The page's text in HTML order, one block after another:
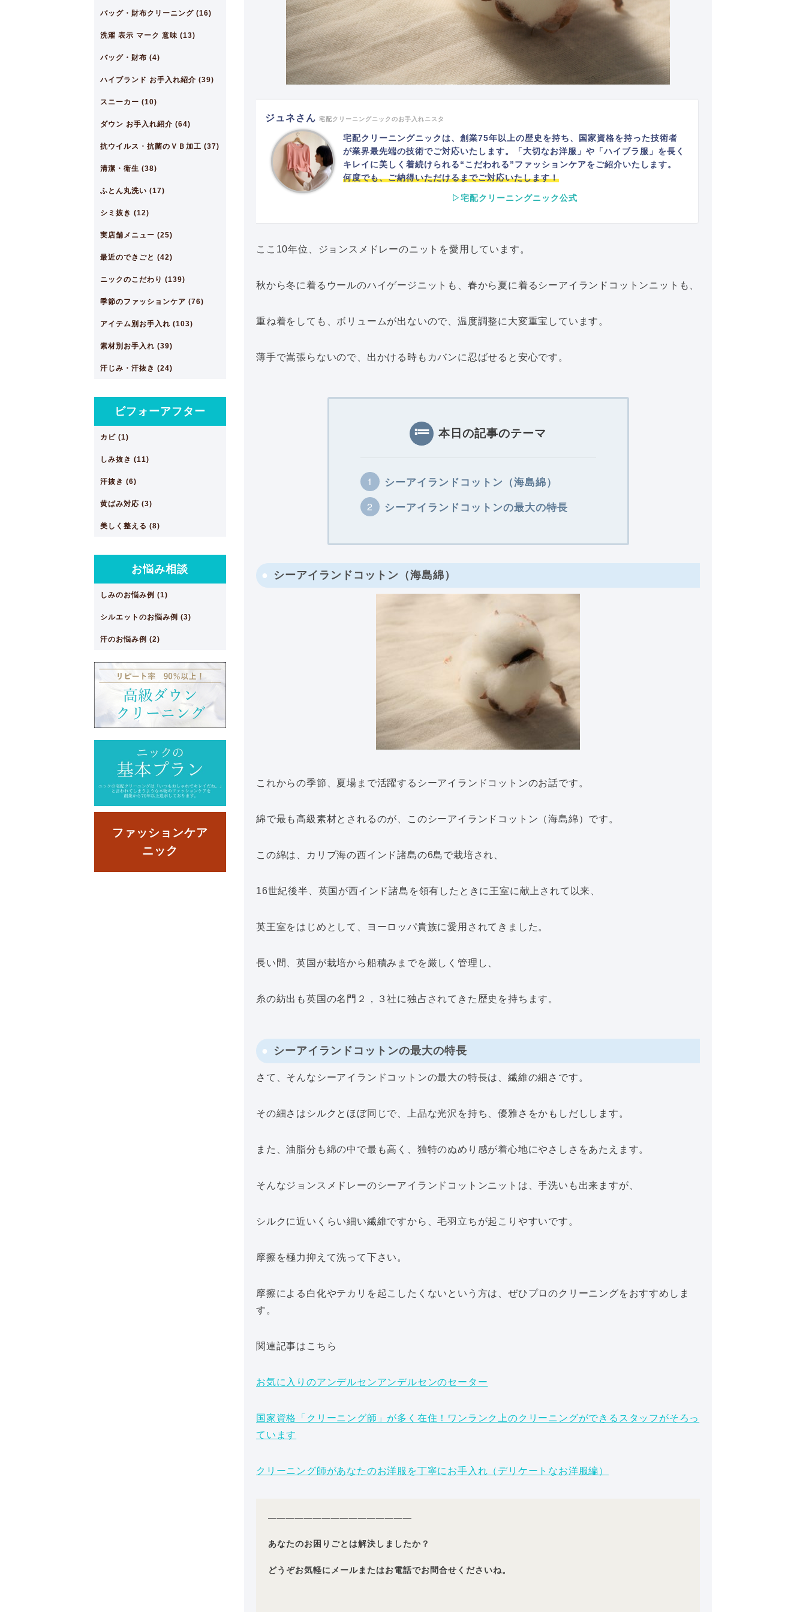
ジュネさん 宅配クリーニングニックのお手入れニスタ
宅配クリーニングニックは、創業75年以上の歴史を持ち、国家資格を持った技術者
が業界最先端の技術でご対応いたします。「大切なお洋服」や「ハイブラ服」を長く
キレイに美しく着続けられる“こだわれる”ファッションケアをご紹介いたします。
何度でも、ご納得いただけるまでご対応いたします！
▷宅配クリーニングニック公式
ここ10年位、ジョンスメドレーのニットを愛用しています。
秋から冬に着るウールのハイゲージニットも、春から夏に着るシーアイランドコットンニットも、
重ね着をしても、ボリュームが出ないので、温度調整に大変重宝しています。
薄手で嵩張らないので、出かける時もカバンに忍ばせると安心です。
本日の記事のテーマ
シーアイランドコットン（海島綿）
シーアイランドコットンの最大の特長
シーアイランドコットン（海島綿）
これからの季節、夏場まで活躍するシーアイランドコットンのお話です。
綿で最も高級素材とされるのが、このシーアイランドコットン（海島綿）です。
この綿は、カリブ海の西インド諸島の6島で栽培され、
16世紀後半、英国が西インド諸島を領有したときに王室に献上されて以来、
英王室をはじめとして、ヨーロッパ貴族に愛用されてきました。
長い間、英国が栽培から船積みまでを厳しく管理し、
糸の紡出も英国の名門２，３社に独占されてきた歴史を持ちます。
シーアイランドコットンの最大の特長
さて、そんなシーアイランドコットンの最大の特長は、繊維の細さです。
その細さはシルクとほぼ同じで、上品な光沢を持ち、優雅さをかもしだしします。
また、油脂分も綿の中で最も高く、独特のぬめり感が着心地にやさしさをあたえます。
そんなジョンスメドレーのシーアイランドコットンニットは、手洗いも出来ますが、
シルクに近いくらい細い繊維ですから、毛羽立ちが起こりやすいです。
摩擦を極力抑えて洗って下さい。
摩擦による白化やテカリを起こしたくないという方は、ぜひプロのクリーニングをおすすめしま
す。
関連記事はこちら
お気に入りのアンデルセンアンデルセンのセーター
国家資格「クリーニング師」が多く在住！ワンランク上のクリーニングができるスタッフがそろっ
ています
クリーニング師があなたのお洋服を丁寧にお手入れ（デリケートなお洋服編）
————————————————
あなたのお困りごとは解決しましたか？
どうぞお気軽にメールまたはお電話でお問合せくださいね。
バッグ・財布クリーニング (16)
洗濯 表示 マーク 意味 (13)
バッグ・財布 (4)
ハイブランド お手入れ紹介 (39)
スニーカー (10)
ダウン お手入れ紹介 (64)
抗ウイルス・抗菌のＶＢ加工 (37)
清潔・衛生 (38)
ふとん丸洗い (17)
シミ抜き (12)
実店舗メニュー (25)
最近のできごと (42)
ニックのこだわり (139)
季節のファッションケア (76)
アイテム別お手入れ (103)
素材別お手入れ (39)
汗じみ・汗抜き (24)
ビフォーアフター
カビ (1)
しみ抜き (11)
汗抜き (6)
黄ばみ対応 (3)
美しく整える (8)
お悩み相談
しみのお悩み例 (1)
シルエットのお悩み例 (3)
汗のお悩み例 (2)
ファッションケア
ニック